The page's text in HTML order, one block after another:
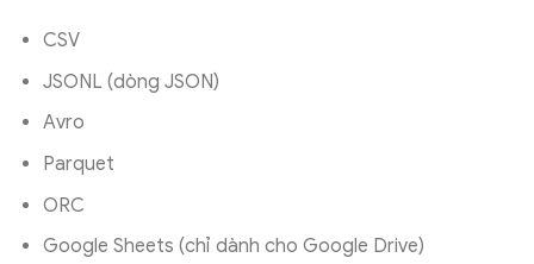
CSV
JSONL (dòng JSON)
Avro
Parquet
ORC
Google Sheets (chỉ dành cho Google Drive)